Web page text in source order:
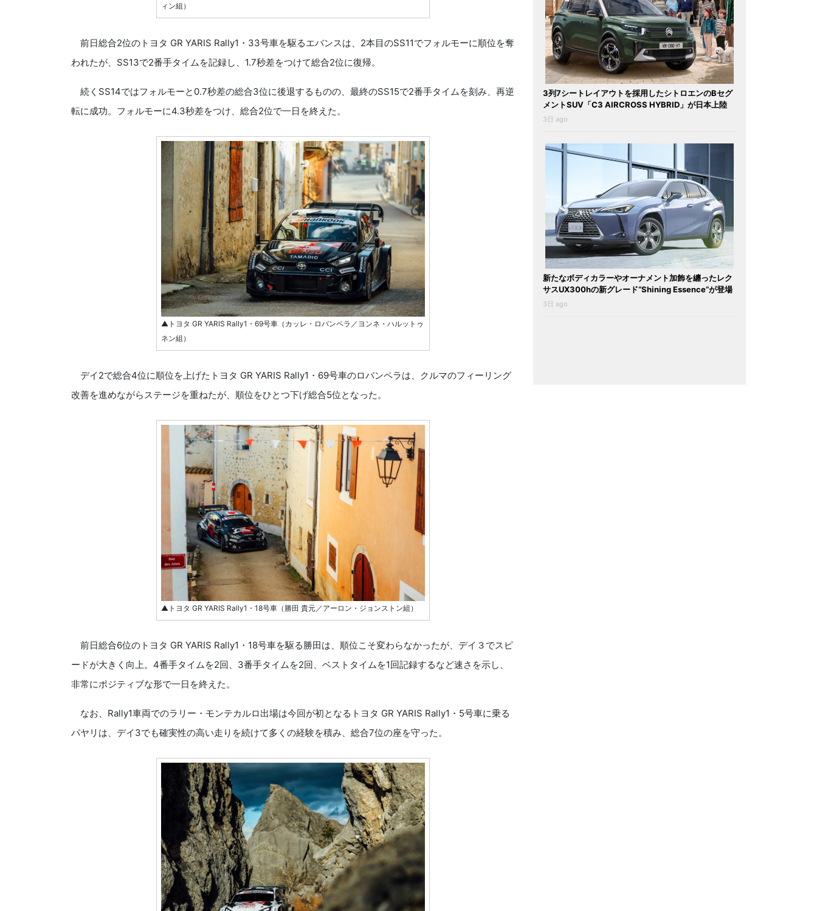
ィン組）
前日総合2位のトヨタ GR YARIS Rally1・33号車を駆るエバンスは、2本目のSS11でフォルモーに順位を奪
われたが、SS13で2番手タイムを記録し、1.7秒差をつけて総合2位に復帰。
続くSS14ではフォルモーと0.7秒差の総合3位に後退するものの、最終のSS15で2番手タイムを刻み、再逆
転に成功。フォルモーに4.3秒差をつけ、総合2位で一日を終えた。
▲トヨタ GR YARIS Rally1・69号車（カッレ・ロバンペラ／ヨンネ・ハルットゥ
ネン組）
デイ2で総合4位に順位を上げたトヨタ GR YARIS Rally1・69号車のロバンペラは、クルマのフィーリング
改善を進めながらステージを重ねたが、順位をひとつ下げ総合5位となった。
▲トヨタ GR YARIS Rally1・18号車（勝田 貴元／アーロン・ジョンストン組）
前日総合6位のトヨタ GR YARIS Rally1・18号車を駆る勝田は、順位こそ変わらなかったが、デイ３でスピ
ードが大きく向上。4番手タイムを2回、3番手タイムを2回、ベストタイムを1回記録するなど速さを示し、
非常にポジティブな形で一日を終えた。
なお、Rally1車両でのラリー・モンテカルロ出場は今回が初となるトヨタ GR YARIS Rally1・5号車に乗る
パヤリは、デイ3でも確実性の高い走りを続けて多くの経験を積み、総合7位の座を守った。
3列7シートレイアウトを採用したシトロエンのBセグ
メントSUV「C3 AIRCROSS HYBRID」が日本上陸
3日 ago
新たなボディカラーやオーナメント加飾を纏ったレク
サスUX300hの新グレード“Shining Essence”が登場
3日 ago